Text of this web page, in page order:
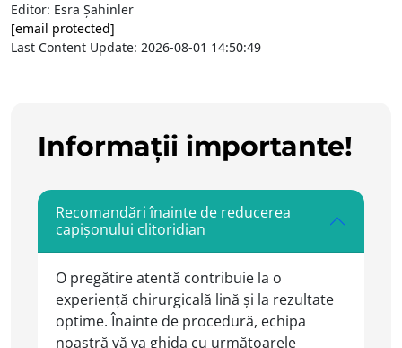
Editor: Esra Şahinler
[email protected]
Last Content Update: 2026-08-01 14:50:49
Informații importante!
Recomandări înainte de reducerea
capișonului clitoridian
O pregătire atentă contribuie la o
experiență chirurgicală lină și la rezultate
optime. Înainte de procedură, echipa
noastră vă va ghida cu următoarele